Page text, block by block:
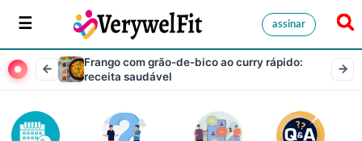
assinar
Frango com grão-de-bico ao curry rápido:
receita saudável